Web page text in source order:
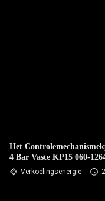
Het
4 Bar Vaste KP15 060-
koelingsdruk
Verkoelingsenergie